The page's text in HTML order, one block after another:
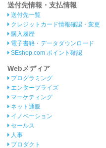
送付先情報・支払情報
送付先一覧
クレジットカード情報確認・変更
購入履歴
電子書籍・データダウンロード
SEshop.com ポイント確認
Webメディア
プログラミング
エンタープライズ
マーケティング
ネット通販
イノベーション
セールス
人事
プロダクト